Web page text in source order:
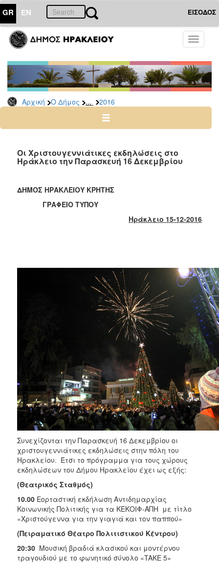
GR EN ΕΙΣΟΔΟΣ
Toggle
Αρχική Ο Δήμος ... 2016
ΔΗΜΟΣ
Δελτία
Τύπου
Αρχείο
2026
2024
2022
2020
2019
2006
ΤΟΠΟΣ
ΠΟΛΙΤΙΣΜΟΣ
ΑΝΘΕΚΤΙΚΗ
ΠΟΛΗ
Οι Χριστουγεννιάτικες εκδηλώσεις στο
Ηράκλειο την Παρασκευή 16 Δεκεμβρίου
ΔΗΜΟΣ ΗΡΑΚΛΕΙΟΥ ΚΡΗΤΗΣ
ΓΡΑΦΕΙΟ ΤΥΠΟΥ
Ηράκλειο 15-12-2016
Συνεχίζονται την Παρασκευή 16 Δεκεμβρίου οι
χριστουγεννιάτικες εκδηλώσεις στην πόλη του
Ηρακλείου. Έτσι το πρόγραμμα για τους χώρους
εκδηλώσεων του Δήμου Ηρακλείου έχει ως εξής:
(Θεατρικός Σταθμός)
10.00 Εορταστική εκδήλωση Αντιδημαρχίας
Κοινωνικής Πολιτικής για τα ΚΕΚΟΙΦ-ΑΠΗ με τίτλο
«Χριστούγεννα για την γιαγιά και τον παππού»
(Πειραματικό Θέατρο Πολιτιστικού Κέντρου)
20:30 Μουσική βραδιά κλασικού και μοντέρνου
τραγουδιού με το φωνητικό σύνολο «TAKE 5»